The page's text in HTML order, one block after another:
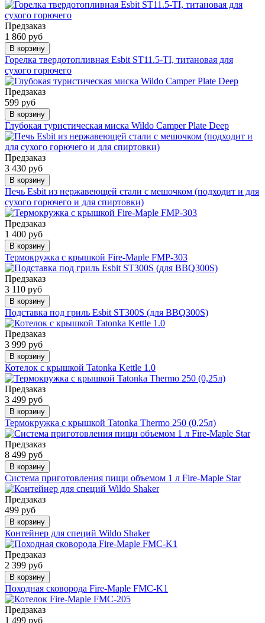
Предзаказ
1 860 руб
В корзину
Горелка твердотопливная Esbit ST11.5-TI, титановая для
сухого горючего
Предзаказ
599 руб
В корзину
Глубокая туристическая миска Wildo Camper Plate Deep
Предзаказ
3 430 руб
В корзину
Печь Esbit из нержавеющей стали с мешочком (подходит и для
сухого горючего и для спиртовки)
Предзаказ
1 400 руб
В корзину
Термокружка с крышкой Fire-Maple FMP-303
Предзаказ
3 110 руб
В корзину
Подставка под гриль Esbit ST300S (для BBQ300S)
Предзаказ
3 999 руб
В корзину
Котелок с крышкой Tatonka Kettle 1.0
Предзаказ
3 499 руб
В корзину
Термокружка с крышкой Tatonka Thermo 250 (0,25л)
Предзаказ
8 499 руб
В корзину
Система приготовления пищи объемом 1 л Fire-Maple Star
Предзаказ
499 руб
В корзину
Контейнер для специй Wildo Shaker
Предзаказ
2 399 руб
В корзину
Походная сковорода Fire-Maple FMC-K1
Предзаказ
1 499 руб